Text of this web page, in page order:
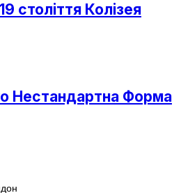
століття Колізея
Нестандартна Форма